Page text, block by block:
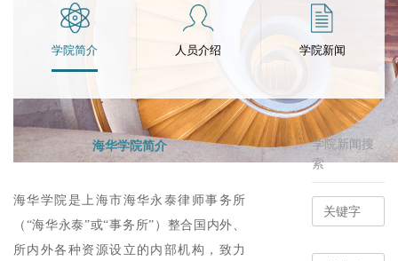
学院简介 人员介绍 学院新闻
海华学院简介
海华学院是上海市海华永泰律师事务所
（“海华永泰”或“事务所”）整合国内外、
所内外各种资源设立的内部机构，致力
学院新闻搜
索